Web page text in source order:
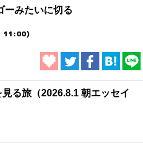
ーみたいに切る
11:00)
る旅（2026.8.1 朝エッセイ